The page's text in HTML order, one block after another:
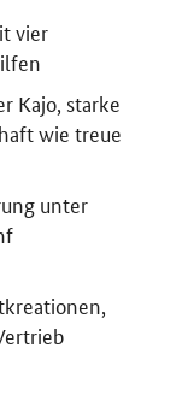
vier
Kajo, starke
wie treue
unter